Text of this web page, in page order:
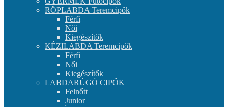
RÖPLABDA Teremcipők
Férfi
Női
Kiegészítők
KÉZILABDA Teremcipők
Férfi
Női
Kiegészítők
LABDARÚGÓ CIPŐK
Felnőtt
Junior